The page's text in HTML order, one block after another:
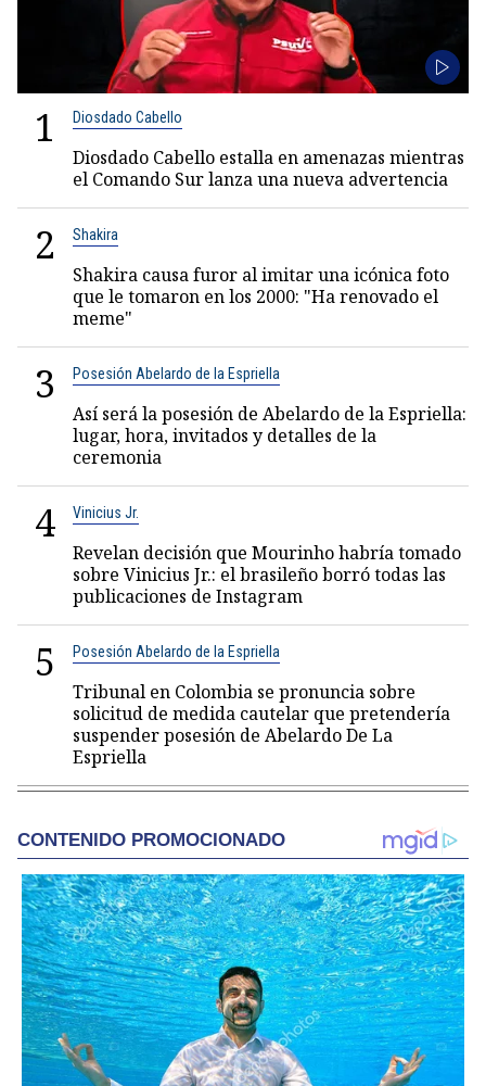
1 Diosdado Cabello
Diosdado Cabello estalla en amenazas mientras
el Comando Sur lanza una nueva advertencia
2 Shakira
Shakira causa furor al imitar una icónica foto
que le tomaron en los 2000: "Ha renovado el
meme"
3 Posesión Abelardo de la Espriella
Así será la posesión de Abelardo de la Espriella:
lugar, hora, invitados y detalles de la
ceremonia
4 Vinicius Jr.
Revelan decisión que Mourinho habría tomado
sobre Vinicius Jr.: el brasileño borró todas las
publicaciones de Instagram
5 Posesión Abelardo de la Espriella
Tribunal en Colombia se pronuncia sobre
solicitud de medida cautelar que pretendería
suspender posesión de Abelardo De La
Espriella